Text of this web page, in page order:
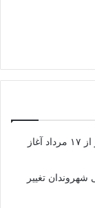
فروش بلیت رفت و برگشت زائران دهه پایانی صفر از ۱۷ مرداد آغاز
تغییر